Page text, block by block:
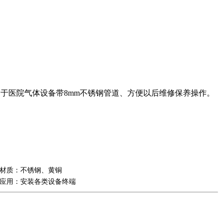
医院气体设备带8mm不锈钢管道、方便以后维修保养操作。
材质：不锈钢、黄铜
应用：安装各类设备终端